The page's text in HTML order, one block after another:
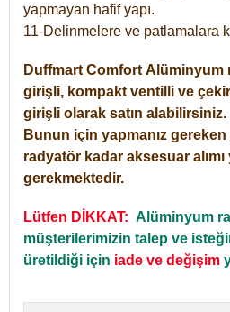
yapmayan hafif yapı.
11-Delinmelere ve patlamalara
Duffmart Comfort Alüminyum
girişli, kompakt ventilli ve
girişli olarak satın alabilirsiniz.
Bunun için yapmanız gereken
radyatör kadar aksesuar alımı
gerekmektedir.
Lütfen DİKKAT: Alüminyum
müşterilerimizin talep ve
üretildiği için iade ve değişim